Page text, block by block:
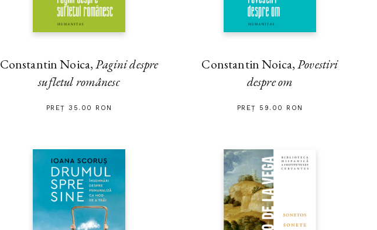
Constantin Noica,Pagini despre
sufletul românesc
PREȚ 35.00 RON
Constantin Noica,Povestiri
despre om
PREȚ 59.00 RON